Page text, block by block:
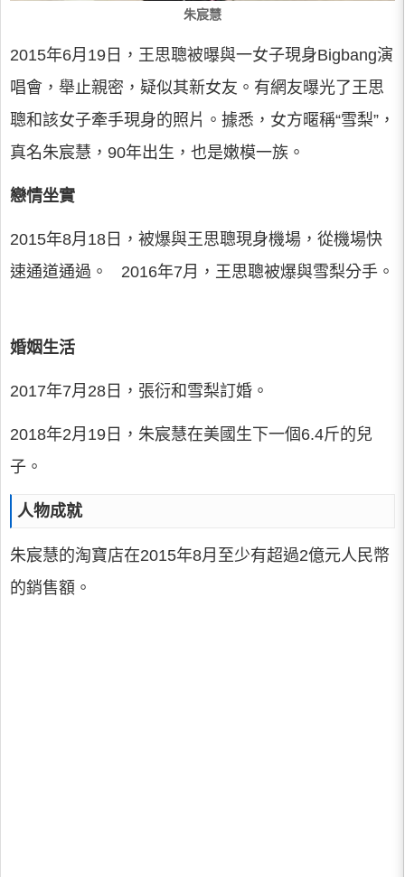
朱宸慧
2015年6月19日，王思聰被曝與一女子現身Bigbang演
唱會，舉止親密，疑似其新女友。有網友曝光了王思
聰和該女子牽手現身的照片。據悉，女方暱稱“雪梨”，
真名朱宸慧，90年出生，也是嫩模一族。
戀情坐實
2015年8月18日，被爆與王思聰現身機場，從機場快
速通道通過。 2016年7月，王思聰被爆與雪梨分手。
婚姻生活
2017年7月28日，張衍和雪梨訂婚。
2018年2月19日，朱宸慧在美國生下一個6.4斤的兒
子。
人物成就
朱宸慧的淘寶店在2015年8月至少有超過2億元人民幣
的銷售額。